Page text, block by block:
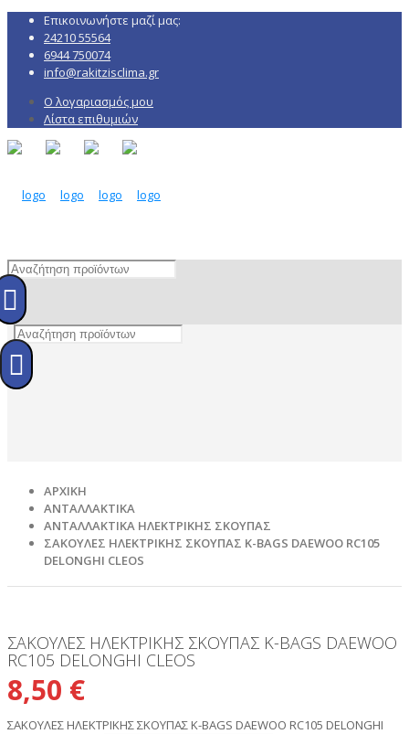
Επικοινωνήστε μαζί μας:
24210 55564
6944 750074
info@rakitzisclima.gr
Ο λογαριασμός μου
Λίστα επιθυμιών
0
ΑΡΧΙΚΉ
ΑΝΤΑΛΛΑΚΤΙΚΑ
ΑΝΤΑΛΛΑΚΤΙΚΑ ΗΛΕΚΤΡΙΚΗΣ ΣΚΟΥΠΑΣ
ΣΑΚΟΥΛΕΣ ΗΛΕΚΤΡΙΚΗΣ ΣΚΟΥΠΑΣ K-BAGS DAEWOO RC105
DELONGHI CLEOS
ΣΑΚΟΥΛΕΣ ΗΛΕΚΤΡΙΚΗΣ ΣΚΟΥΠΑΣ K-BAGS DAEWOO
RC105 DELONGHI CLEOS
8,50 €
ΣΑΚΟΥΛΕΣ ΗΛΕΚΤΡΙΚΗΣ ΣΚΟΥΠΑΣ K-BAGS DAEWOO RC105 DELONGHI